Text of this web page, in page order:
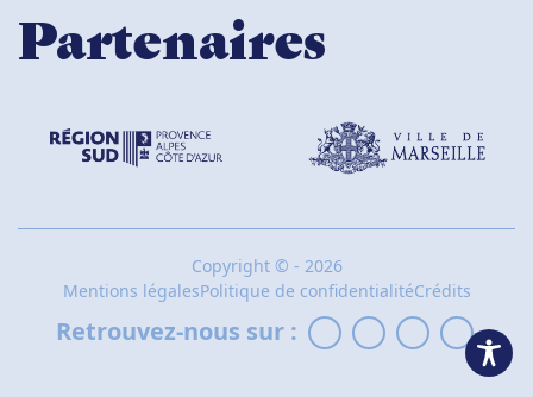
Partenaires
Copyright © - 2026
Mentions légalesPolitique de confidentialitéCrédits
Retrouvez-nous sur :